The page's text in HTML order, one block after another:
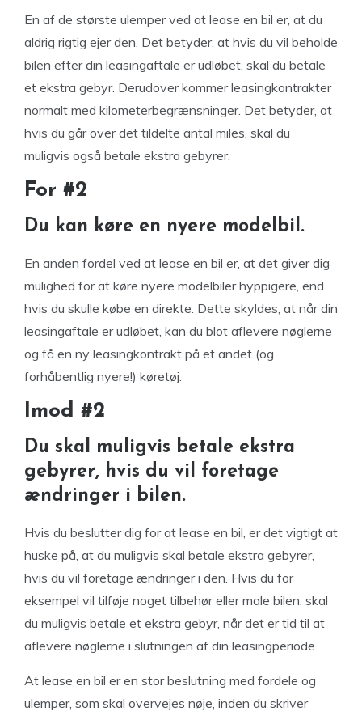
En af de største ulemper ved at lease en bil er, at du
aldrig rigtig ejer den. Det betyder, at hvis du vil beholde
bilen efter din leasingaftale er udløbet, skal du betale
et ekstra gebyr. Derudover kommer leasingkontrakter
normalt med kilometerbegrænsninger. Det betyder, at
hvis du går over det tildelte antal miles, skal du
muligvis også betale ekstra gebyrer.
For #2
Du kan køre en nyere modelbil.
En anden fordel ved at lease en bil er, at det giver dig
mulighed for at køre nyere modelbiler hyppigere, end
hvis du skulle købe en direkte. Dette skyldes, at når din
leasingaftale er udløbet, kan du blot aflevere nøglerne
og få en ny leasingkontrakt på et andet (og
forhåbentlig nyere!) køretøj.
Imod #2
Du skal muligvis betale ekstra
gebyrer, hvis du vil foretage
ændringer i bilen.
Hvis du beslutter dig for at lease en bil, er det vigtigt at
huske på, at du muligvis skal betale ekstra gebyrer,
hvis du vil foretage ændringer i den. Hvis du for
eksempel vil tilføje noget tilbehør eller male bilen, skal
du muligvis betale et ekstra gebyr, når det er tid til at
aflevere nøglerne i slutningen af ​​din leasingperiode.
At lease en bil er en stor beslutning med fordele og
ulemper, som skal overvejes nøje, inden du skriver